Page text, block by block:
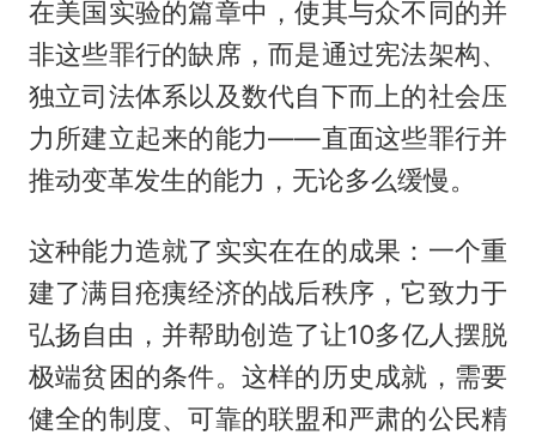
在美国实验的篇章中，使其与众不同的并
非这些罪行的缺席，而是通过宪法架构、
独立司法体系以及数代自下而上的社会压
力所建立起来的能力——直面这些罪行并
推动变革发生的能力，无论多么缓慢。
这种能力造就了实实在在的成果：一个重
建了满目疮痍经济的战后秩序，它致力于
弘扬自由，并帮助创造了让10多亿人摆脱
极端贫困的条件。这样的历史成就，需要
健全的制度、可靠的联盟和严肃的公民精